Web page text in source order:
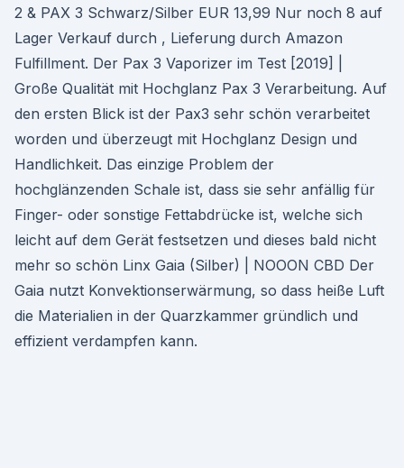
2 & PAX 3 Schwarz/Silber EUR 13,99 Nur noch 8 auf
Lager Verkauf durch , Lieferung durch Amazon
Fulfillment. Der Pax 3 Vaporizer im Test [2019] |
Große Qualität mit Hochglanz Pax 3 Verarbeitung. Auf
den ersten Blick ist der Pax3 sehr schön verarbeitet
worden und überzeugt mit Hochglanz Design und
Handlichkeit. Das einzige Problem der
hochglänzenden Schale ist, dass sie sehr anfällig für
Finger- oder sonstige Fettabdrücke ist, welche sich
leicht auf dem Gerät festsetzen und dieses bald nicht
mehr so schön Linx Gaia (Silber) | NOOON CBD Der
Gaia nutzt Konvektionserwärmung, so dass heiße Luft
die Materialien in der Quarzkammer gründlich und
effizient verdampfen kann.